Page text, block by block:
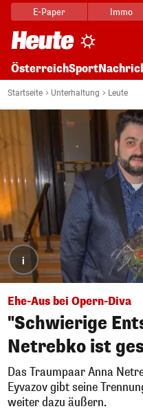
E-Paper Immo
ÖsterreichSport
Startseite Unterhaltung Leute
i
Ehe-Aus bei Opern-Diva
"Schwierige
Netrebko ist
Das Traumpaar Anna
Eyvazov gibt seine
weiter dazu äußern.